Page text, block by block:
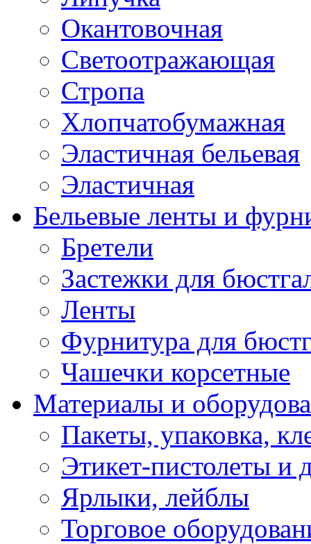
Окантовочная
Светоотражающая
Стропа
Хлопчатобумажная
Эластичная бельевая
Эластичная
Бельевые ленты и
Бретели
Застежки для
Ленты
Фурнитура для
Чашечки корсетные
Материалы и
Пакеты, упаковка,
Этикет-пистолеты и
Ярлыки, лейблы
Торговое